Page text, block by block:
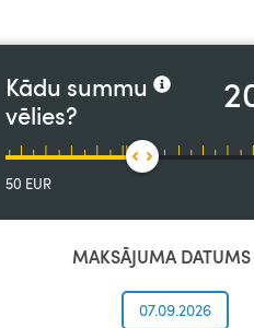
Kādu summu
vēlies?
50 EUR
MAKSĀJUMA DATUMS
07.09.2026